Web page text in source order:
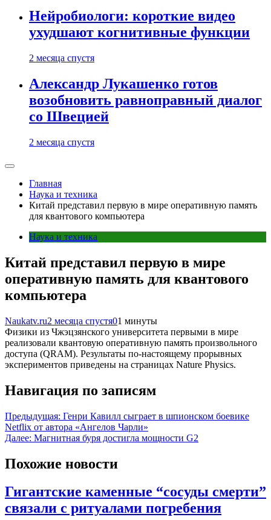
Нейробиологи: короткие видео
ухудшают когнитивные функции
2 месяца спустя
Александр Лукашенко готов
возобновить равноправный диалог
со Швецией
2 месяца спустя
Главная
Наука и техника
Китай представил первую в мире оперативную память
для квантового компьютера
Наука и техника
Китай представил первую в мире
оперативную память для квантового
компьютера
Naukatv.ru2 месяца спустя01 минуты
Физики из Чжэцзянского университета первыми в мире
реализовали квантовую оперативную память произвольного
доступа (QRAM). Результаты по-настоящему прорывных
экспериментов приведены на страницах Nature Physics.
Навигация по записям
Предыдущая: Генри Кавилл сыграет в шпионском боевике
Netflix от автора «Ангелов Чарли»
Далее: Магнитная буря достигла мощности G2
Похожие новости
Гигантские каменные “сосуды смерти”
связали с ритуалами погребения